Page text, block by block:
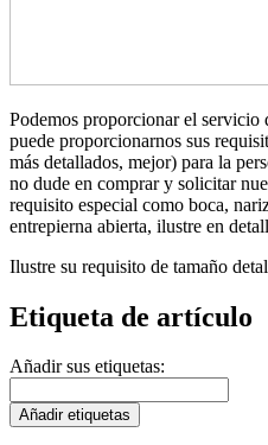
Podemos proporcionar el servicio
puede proporcionarnos sus
más detallados, mejor) para la
no dude en comprar y solicitar
requisito especial como boca,
entrepierna abierta, ilustre en
Ilustre su requisito de tamaño
Etiqueta de artículo
Añadir sus etiquetas:
Añadir etiquetas